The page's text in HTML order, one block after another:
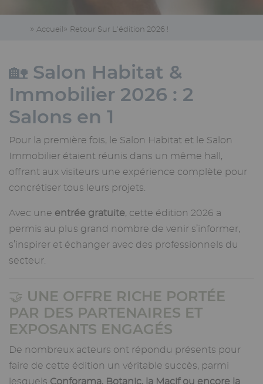
Accueil Retour Sur L'édition 2026 !
🏡 Salon Habitat &
Immobilier 2026 : 2
Salons en 1
Pour la première fois, le Salon Habitat et le Salon
Immobilier étaient réunis dans un même hall,
offrant aux visiteurs une expérience complète pour
concrétiser tous leurs projets.
Avec une entrée gratuite, cette édition 2026 a
permis au plus grand nombre de venir s’informer,
s’inspirer et échanger avec des professionnels du
secteur.
🤝 UNE OFFRE RICHE PORTÉE
PAR DES PARTENAIRES ET
EXPOSANTS ENGAGÉS
De nombreux acteurs ont répondu présents pour
faire de cette édition un véritable succès, parmi
lesquels Conforama, Botanic, la Macif ou encore la